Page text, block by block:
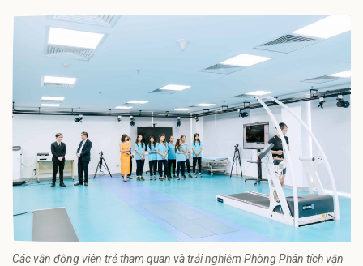
Các vận động viên trẻ tham quan và trải nghiệm Phòng Phân tích vận